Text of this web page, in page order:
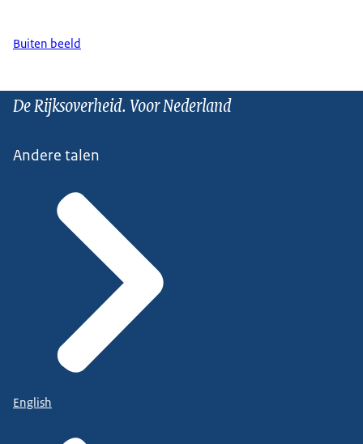
Buiten beeld
De Rijksoverheid. Voor Nederland
Andere talen
English